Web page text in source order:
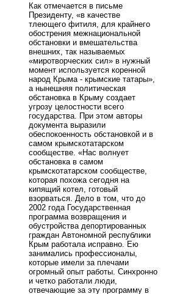
Как отмечается в письме
Президенту, «в качестве
тлеющего фитиля, для крайнего
обострения межнациональной
обстановки и вмешательства
внешних, так называемых
«миротворческих сил» в нужный
момент используется коренной
народ Крыма - крымские татары»,
а нынешняя политическая
обстановка в Крыму создает
угрозу целостности всего
государства. При этом авторы
документа выразили
обеспокоенность обстановкой и в
самом крымскотатарском
сообществе. «Нас волнует
обстановка в самом
крымскотатарском сообществе,
которая похожа сегодня на
кипящий котел, готовый
взорваться. Дело в том, что до
2002 года Государственная
программа возвращения и
обустройства депортированных
граждан Автономной республики
Крым работала исправно. Ею
занимались профессионалы,
которые имели за плечами
огромный опыт работы. Синхронно
и четко работали люди,
отвечающие за эту программу в